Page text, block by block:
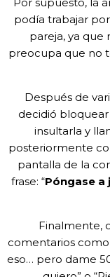
Por supuesto, la
podía trabajar
pareja, ya que
preocupa que no
Después de
decidió
insultarla y
posteriormente
pantalla de la
frase: “Póngase a
Finalmente,
comentarios como
eso… pero dame